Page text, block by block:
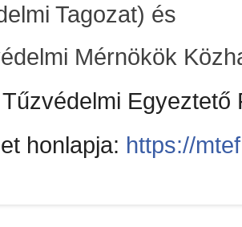
Tagozat) és
Mérnökök
honlapja: https://